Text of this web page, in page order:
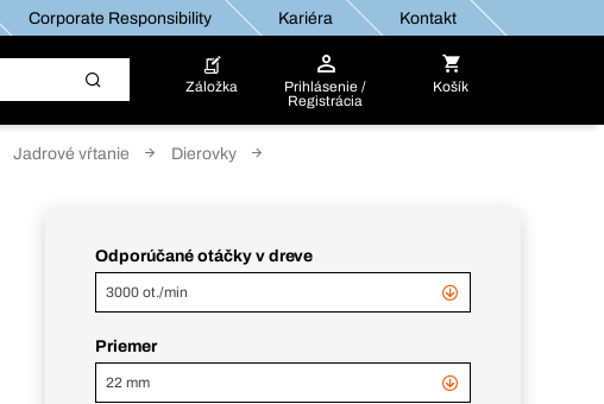
Corporate Responsibility Kariéra Kontakt
Záložka
Prihlásenie /
Registrácia
Košík
Jadrové vŕtanie
Dierovky
Odporúčané otáčky v dreve
3000 ot./min
Priemer
22 mm